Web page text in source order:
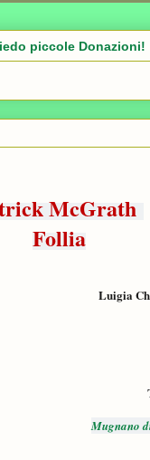
piccole Donazioni!
McGrath
Follia
Luigia
Mugnano